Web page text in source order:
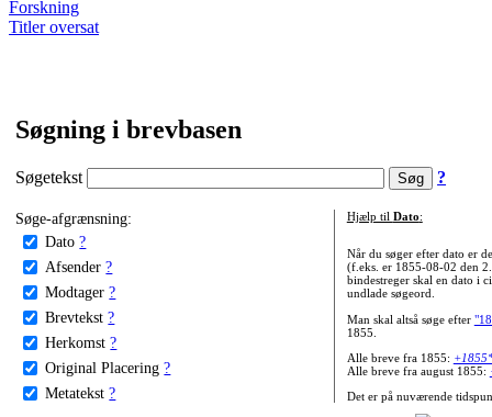
Forskning
Titler oversat
Søgning i brevbasen
Søgetekst ?
Søge-afgrænsning:
Dato ?
Afsender ?
Modtager ?
Brevtekst ?
Herkomst ?
Original Placering ?
Metatekst ?
Hjælp til Dato:
Når du søger efter dato er
(f.eks. er 1855-08-02 den
bindestreger skal en dato i
undlade søgeord.
Man skal altså søge efter
1855.
Alle breve fra 1855:
Alle breve fra august 1855:
Det er på nuværende